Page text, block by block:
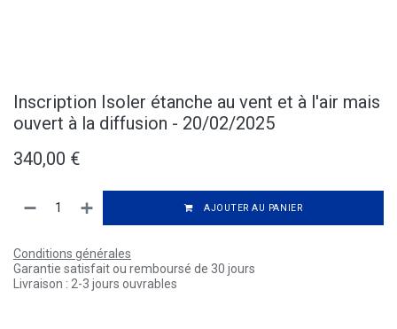
Inscription Isoler étanche au vent et à l'air mais
ouvert à la diffusion - 20/02/2025
340,00 €
AJOUTER AU PANIER
Conditions générales
Garantie satisfait ou remboursé de 30 jours
Livraison : 2-3 jours ouvrables